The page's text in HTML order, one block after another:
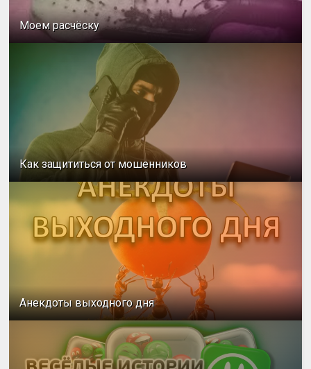
Моем расчёску
Как защититься от мошенников
Анекдоты выходного дня